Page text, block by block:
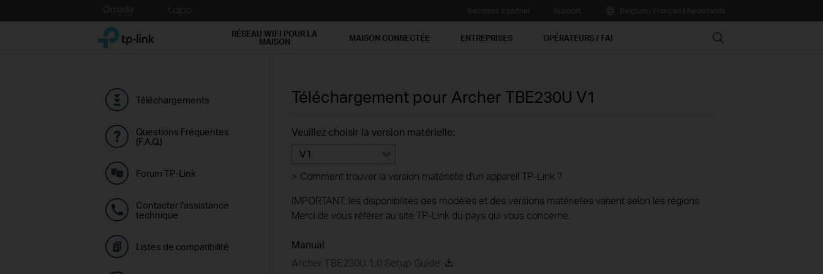
to
|
TP-Link, Reliably Smart RÉSEAU WIFI POUR LA
MAISON MAISON CONNECTÉE ENTREPRISES OPÉRATEURS / FAI Search
Téléchargements
Questions Fréquentes
(F.A.Q.)
Forum TP-Link
Contacter l'assistance
technique
Listes de compatibilité
Téléchargement pour Archer TBE230U V1
Veuillez choisir la version matérielle:
V1
> Comment trouver la version matérielle d'un appareil TP-Link ?
IMPORTANT: les disponibilités des modèles et des versions matérielles varient selon les régions.
Merci de vous référer au site TP-Link du pays qui vous concerne.
Manual
Archer TBE230U 1.0 Setup Guide